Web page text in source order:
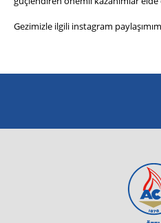
Gezimizle ilgili instagram